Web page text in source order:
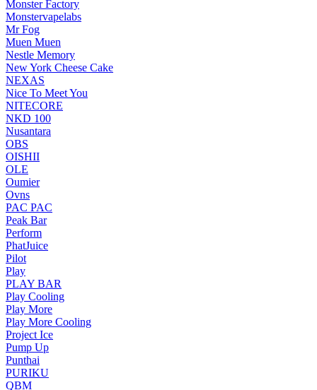
Monster Factory
Monstervapelabs
Mr Fog
Muen Muen
Nestle Memory
New York Cheese Cake
NEXAS
Nice To Meet You
NITECORE
NKD 100
Nusantara
OBS
OISHII
OLE
Oumier
Ovns
PAC PAC
Peak Bar
Perform
PhatJuice
Pilot
Play
PLAY BAR
Play Cooling
Play More
Play More Cooling
Project Ice
Pump Up
Punthai
PURIKU
QBM